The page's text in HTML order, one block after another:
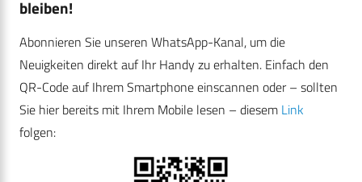
bleiben!
Abonnieren Sie unseren WhatsApp-Kanal, um die
Neuigkeiten direkt auf Ihr Handy zu erhalten. Einfach den
QR-Code auf Ihrem Smartphone einscannen oder – sollten
Sie hier bereits mit Ihrem Mobile lesen – diesem Link
folgen: